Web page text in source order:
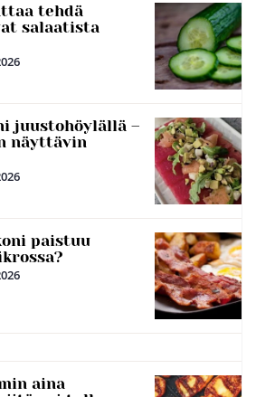
tehdä
salaatista
juustohöylällä –
näyttävin
paistuu
aina